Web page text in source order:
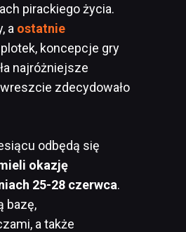
pirackiego życia.
a ostatnie
plotek, koncepcje gry
najróżniejsze
zdecydowało
odbędą się
okazję
25-28 czerwca.
bazę,
a także